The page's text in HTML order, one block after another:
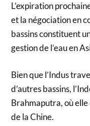
L’expiration
et la négociation en
bassins constituent
gestion de l’eau en
Bien que l’Indus
d’autres bassins,
Brahmaputra, où
de la Chine.